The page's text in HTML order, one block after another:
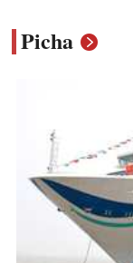
Picha